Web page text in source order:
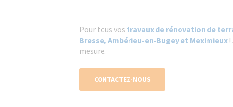
Pour tous vos travaux de rénovation de
Bresse, Ambérieu-en-Bugey et Meximieux
mesure.
CONTACTEZ-NOUS